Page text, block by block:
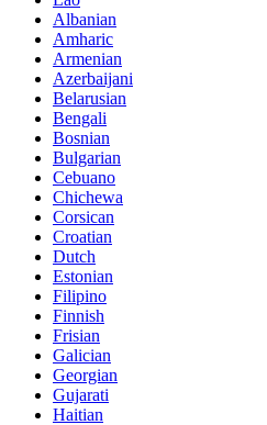
Albanian
Amharic
Armenian
Azerbaijani
Belarusian
Bengali
Bosnian
Bulgarian
Cebuano
Chichewa
Corsican
Croatian
Dutch
Estonian
Filipino
Finnish
Frisian
Galician
Georgian
Gujarati
Haitian